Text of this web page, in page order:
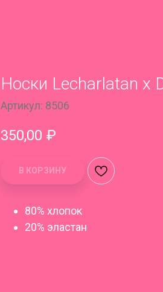
Носки Lecharlatan x
Артикул: 8506
350,00 ₽
В КОРЗИНУ
80% хлопок
20% эластан